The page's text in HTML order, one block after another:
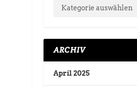
ARCHIV
April 2025